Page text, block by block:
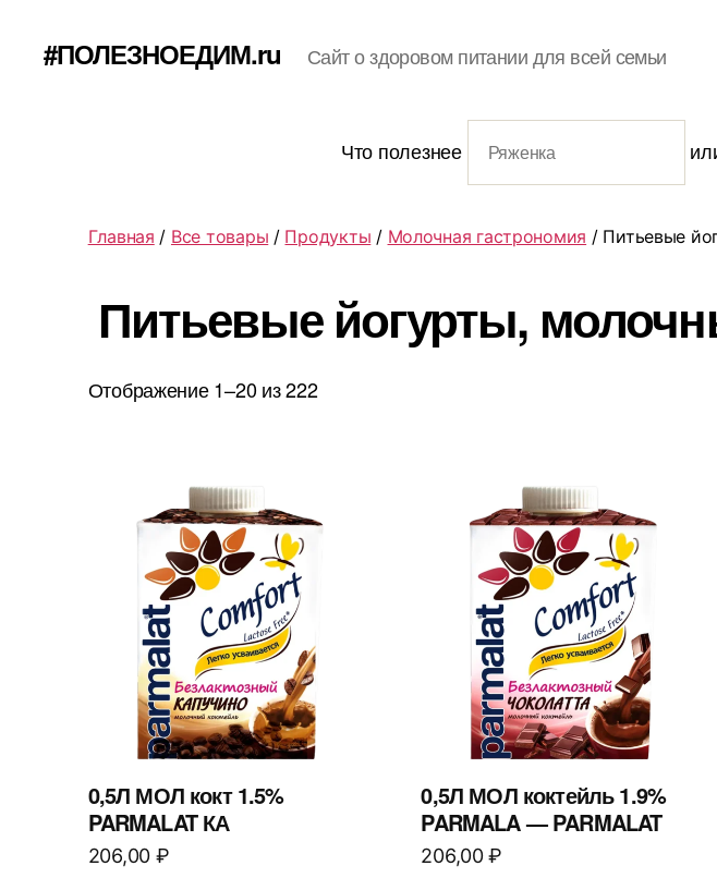
#ПОЛЕЗНОЕДИМ.ru Сайт о здоровом питании для всей семьи
Что полезнее
Главная / Все товары / Продукты / Молочная гастрономия / Питьевые
Питьевые йогурты,
Отображение 1–20 из 222
0,5Л МОЛ кокт 1.5%
PARMALAT КА
206,00 ₽
0,5Л МОЛ коктейль 1.9%
PARMALA — PARMALAT
206,00₽